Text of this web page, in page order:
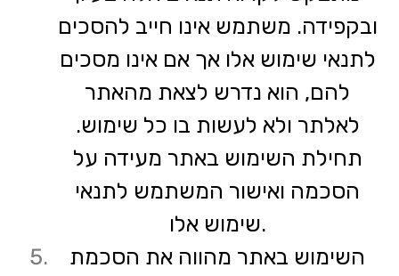
ובקפידה. משתמש אינו חייב להסכים
לתנאי שימוש אלו אך אם אינו מסכים
להם, הוא נדרש לצאת מהאתר
לאלתר ולא לעשות בו כל שימוש.
תחילת השימוש באתר מעידה על
הסכמה ואישור המשתמש לתנאי
שימוש אלו.
השימוש באתר מהווה את הסכמת